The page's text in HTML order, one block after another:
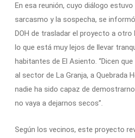
En esa reunión, cuyo diálogo
sarcasmo y la sospecha, se
DOH de trasladar el proyecto a otro
lo que está muy lejos de llevar
habitantes de El Asiento. “Dicen
al sector de La Granja, a Quebrada
nadie ha sido capaz de
no vaya a dejarnos secos”.
Según los vecinos, este proyecto